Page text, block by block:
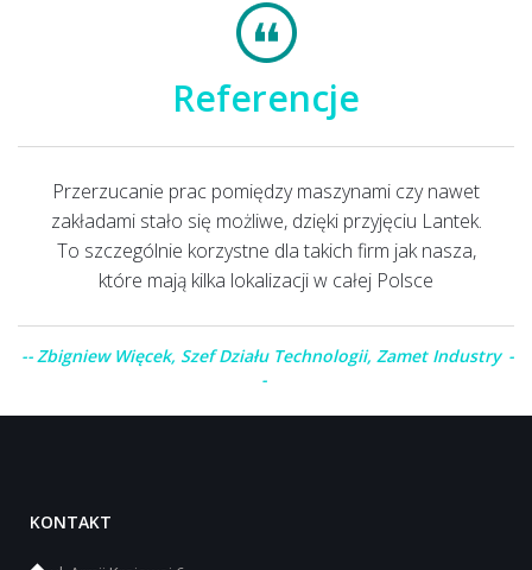
Referencje
Przerzucanie prac pomiędzy maszynami czy nawet
zakładami stało się możliwe, dzięki przyjęciu Lantek.
To szczególnie korzystne dla takich firm jak nasza,
które mają kilka lokalizacji w całej Polsce
Zbigniew Więcek, Szef Działu Technologii, Zamet Industry
KONTAKT